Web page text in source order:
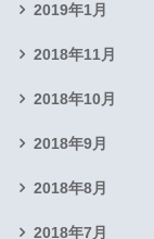
2019年1月
2018年11月
2018年10月
2018年9月
2018年8月
2018年7月